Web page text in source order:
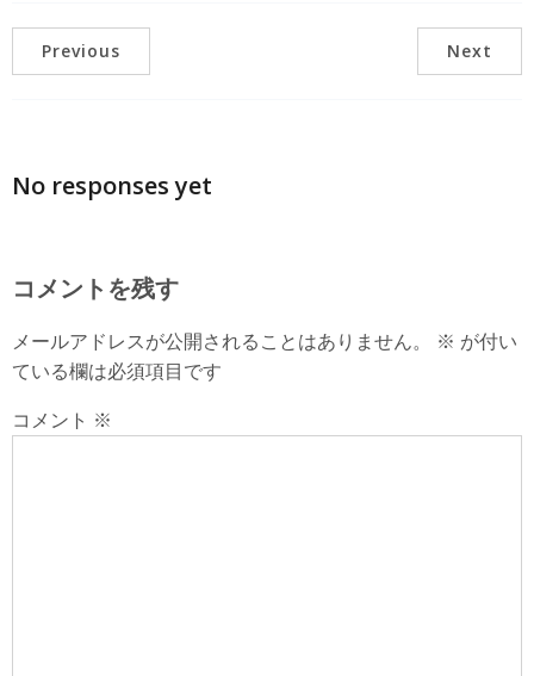
Previous Next
No responses yet
コメントを残す
メールアドレスが公開されることはありません。 ※ が付い
ている欄は必須項目です
コメント ※